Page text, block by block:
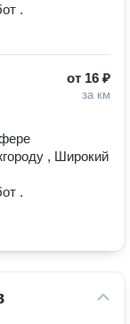
.
от 16 ₽
за км
, Широкий
.